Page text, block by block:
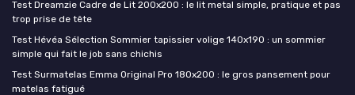
Test Dreamzie Cadre de Lit 200x200 : le lit metal simple, pratique et pas
trop prise de tête
Test Hévéa Sélection Sommier tapissier volige 140x190 : un sommier
simple qui fait le job sans chichis
Test Surmatelas Emma Original Pro 180x200 : le gros pansement pour
matelas fatigué